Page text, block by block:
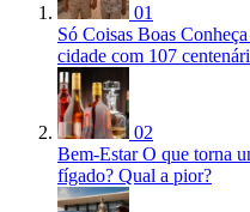
01
Só Coisas Boas
cidade com 107
02
Bem-Estar O que torna
fígado? Qual a pior?